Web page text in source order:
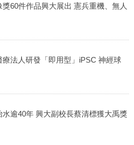
獎60件作品興大展出 憲兵重機、無人
療法人研發「即用型」iPSC 神經球
水逾40年 興大副校長蔡清標獲大禹獎